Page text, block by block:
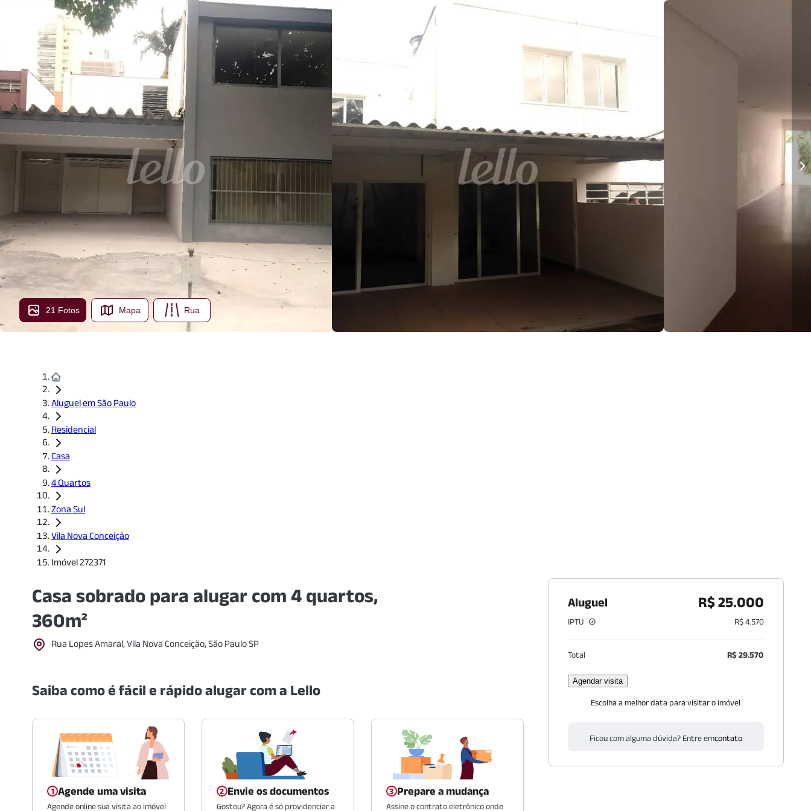
21 Fotos Mapa Rua
Aluguel em São Paulo
Residencial
Casa
4 Quartos
Zona Sul
Vila Nova Conceição
Imóvel 272371
Casa sobrado para alugar com 4 quartos,
360m²
Rua Lopes Amaral, Vila Nova Conceição, São Paulo SP
Saiba como é fácil e rápido alugar com a Lello
Agende uma visita
Agende online sua visita ao imóvel
Envie os documentos
Gostou? Agora é só providenciar a
Prepare a mudança
Assine o contrato eletrônico onde
Aluguel R$ 25.000
IPTU R$ 4.570
Total R$ 29.570
Agendar visita
Escolha a melhor data para visitar o imóvel
Ficou com alguma dúvida? Entre emcontato